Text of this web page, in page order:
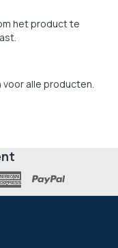
het product te
alle producten.